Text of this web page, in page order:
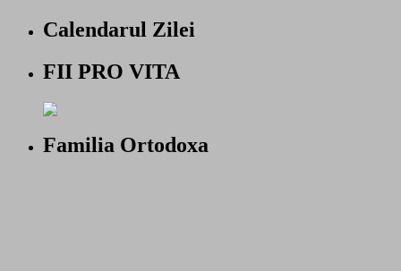
Calendarul Zilei
FII PRO VITA
Familia Ortodoxa